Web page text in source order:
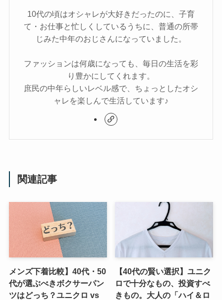
10代の頃はオシャレが大好きだったのに、子育
て・お仕事と忙しくしているうちに、普通の所帯
じみた中年のおじさんになっていました。
ファッションは何歳になっても、毎日の生活を彩
り豊かにしてくれます。
庶民の中年らしいレベル感で、ちょっとしたオシ
ャレを楽しんで生活しています♪
関連記事
メンズ下着比較】40代・50
代が選ぶべきボクサーパン
ツはどっち？ユニクロ vs
【40代の賢い選択】ユニク
ロで十分なもの、投資すべ
きもの。大人の「ハイ＆ロ